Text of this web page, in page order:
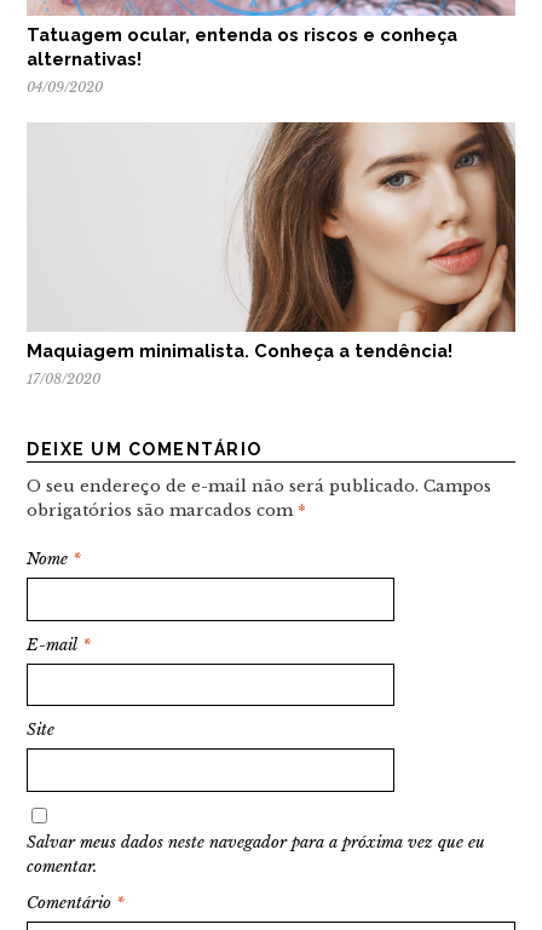
Tatuagem ocular, entenda os riscos e conheça
alternativas!
04/09/2020
Maquiagem minimalista. Conheça a tendência!
17/08/2020
DEIXE UM COMENTÁRIO
O seu endereço de e-mail não será publicado. Campos
obrigatórios são marcados com *
Nome *
E-mail *
Site
Salvar meus dados neste navegador para a próxima vez que eu
comentar.
Comentário *